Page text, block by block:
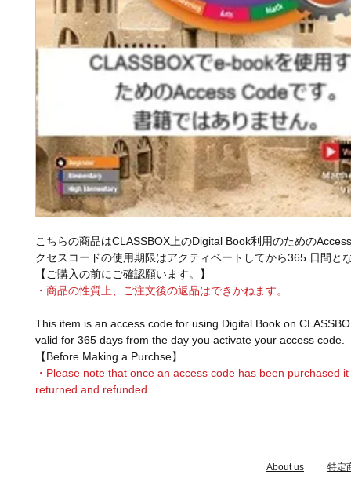
こちらの商品はCLASSBOX上のDigital Book利用のための
クセスコードの使用期限はアクティベートしてから365 日間と
【ご購入の前にご確認願います。】
・商品の性質上、ご注文後の返品はできかねます。
This item is an access code for using Digital Book on
valid for 365 days from the day you activate your access code.
【Before Making a Purchse】
・Please note that once an access code has been purchased
returned and refunded.
​About us 特定